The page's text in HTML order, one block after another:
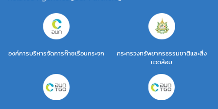
องค์การบริหารจัดการก๊าซเรือนกระจก
กระทรวงทรัพยากรธรรมชาติและสิ่ง
แวดล้อม